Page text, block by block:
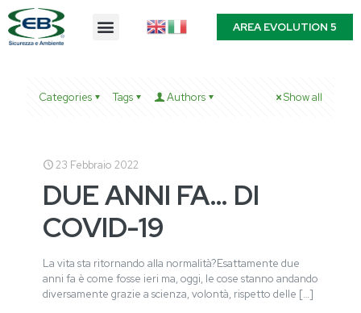
AREA EVOLUTION 5
Categories Tags Authors Show all
23 Febbraio 2022
DUE ANNI FA… DI
COVID-19
La vita sta ritornando alla normalità?Esattamente due
anni fa è come fosse ieri ma, oggi, le cose stanno andando
diversamente grazie a scienza, volontà, rispetto delle […]